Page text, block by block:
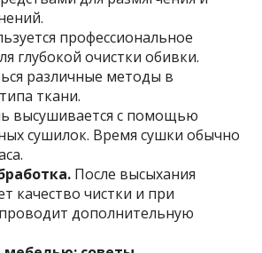
профессиональное
глубокой очистки обивки.
различные методы в
ткани.
высушивается с помощью
сушилок. Время сушки обычно
После высыхания
качество чистки и при
дополнительную